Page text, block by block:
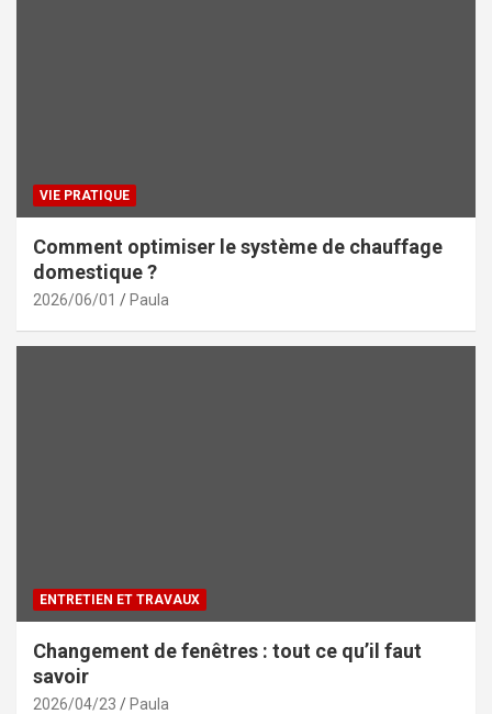
VIE PRATIQUE
Comment optimiser le système de chauffage
domestique ?
2026/06/01 Paula
ENTRETIEN ET TRAVAUX
Changement de fenêtres : tout ce qu’il faut
savoir
2026/04/23 Paula